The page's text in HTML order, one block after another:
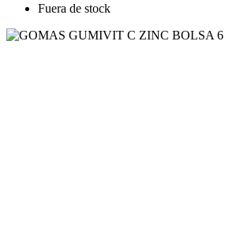
Fuera de stock